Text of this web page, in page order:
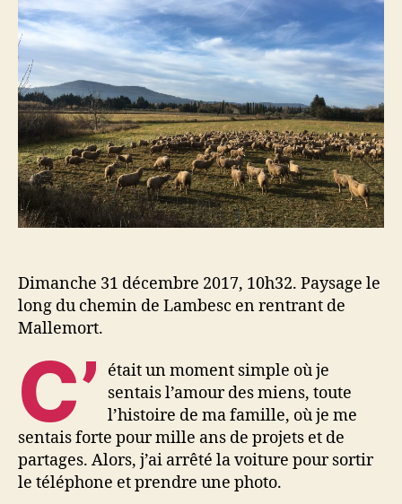
Dimanche 31 décembre 2017, 10h32. Paysage le
long du chemin de Lambesc en rentrant de
Mallemort.
C’
était un moment simple où je
sentais l’amour des miens, toute
l’histoire de ma famille, où je me
sentais forte pour mille ans de projets et de
partages. Alors, j’ai arrêté la voiture pour sortir
le téléphone et prendre une photo.